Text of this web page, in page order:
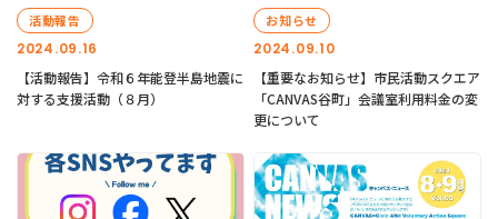
2024.09.16
活動報告
【活動報告】令和６年能登半島地震に
対する支援活動（８月）
2024.09.10
お知らせ
【重要なお知らせ】市民活動スクエア
「CANVAS谷町」会議室利用料金の変
更について